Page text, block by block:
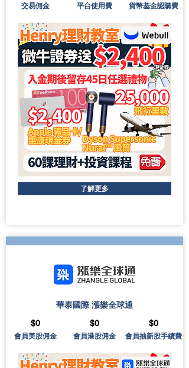
交易佣金 平台使用費 貨幣基金認購費
了解更多
華泰國際 漲樂全球通
$0
$0 $0
會員美股佣金 會員港股佣金 會員抽新股手續費